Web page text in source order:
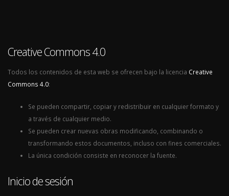
Creative Commons 4.0
Todos los contenidos de esta web se ofrecen bajo la licencia Creative
Commons 4.0:
Se pueden compartir, copiar y redistribuir en cualquier formato y
a través de cualquier medio.
Se pueden crear nuevas obras modificando, combinando o
transformando estos documentos, incluso con fines comerciales.
La única condición consiste en reconocer la fuente.
Inicio de sesión